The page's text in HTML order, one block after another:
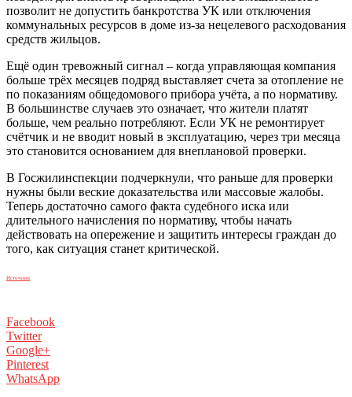
позволит не допустить банкротства УК или отключения
коммунальных ресурсов в доме из-за нецелевого расходования
средств жильцов.
Ещё один тревожный сигнал – когда управляющая компания
больше трёх месяцев подряд выставляет счета за отопление не
по показаниям общедомового прибора учёта, а по нормативу.
В большинстве случаев это означает, что жители платят
больше, чем реально потребляют. Если УК не ремонтирует
счётчик и не вводит новый в эксплуатацию, через три месяца
это становится основанием для внеплановой проверки.
В Госжилинспекции подчеркнули, что раньше для проверки
нужны были веские доказательства или массовые жалобы.
Теперь достаточно самого факта судебного иска или
длительного начисления по нормативу, чтобы начать
действовать на опережение и защитить интересы граждан до
того, как ситуация станет критической.
Источник
Facebook
Twitter
Google+
Pinterest
WhatsApp